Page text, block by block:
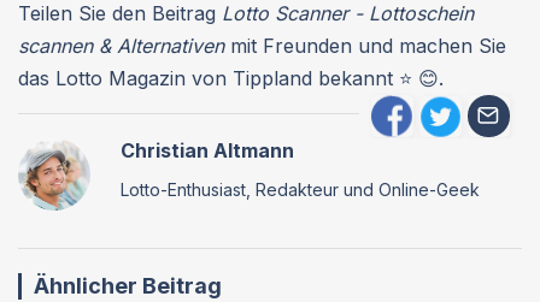
Teilen Sie den Beitrag Lotto Scanner - Lottoschein
scannen & Alternativenmit Freunden und machen Sie
das Lotto Magazin von Tippland bekannt ⭐ 😊.
Christian Altmann
Lotto-Enthusiast, Redakteur und Online-Geek
Ähnlicher Beitrag